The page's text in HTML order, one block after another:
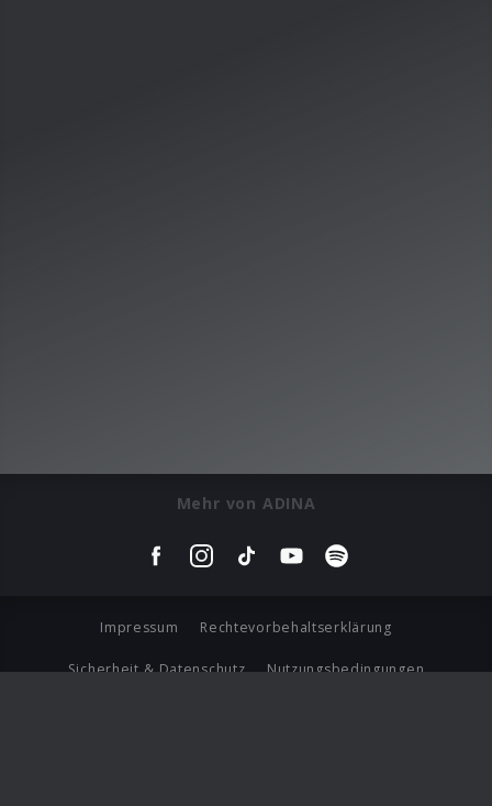
Mehr von ADINA
Impressum Rechtevorbehaltserklärung
Sicherheit & Datenschutz Nutzungsbedingungen